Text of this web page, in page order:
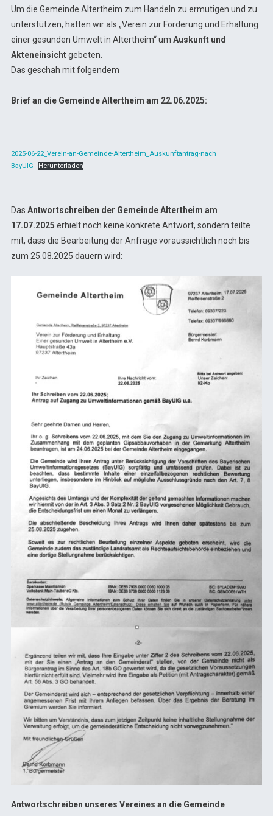
Um die Gemeinde Altertheim zum Handeln zu ermutigen und zu
unterstützen, hatten wir als „Verein zur Förderung und Erhaltung
einer gesunden Umwelt in Altertheim“ um Auskunft und
Akteneinsichtgebeten.
Das geschah mit folgendem
Brief an die Gemeinde Altertheim am 22.06.2025:
2025-06-22_Verein-an-Gemeinde-Altertheim_Auskunftantrag-nach
BayUIG
Herunterladen
Das Antwortschreiben der Gemeinde Altertheim am
17.07.2025 erhielt noch keine konkrete Antwort, sondern teilte
mit, dass die Bearbeitung der Anfrage voraussichtlich noch bis
zum 25.08.2025 dauern wird:
Antwortschreiben unseres Vereines an die Gemeinde